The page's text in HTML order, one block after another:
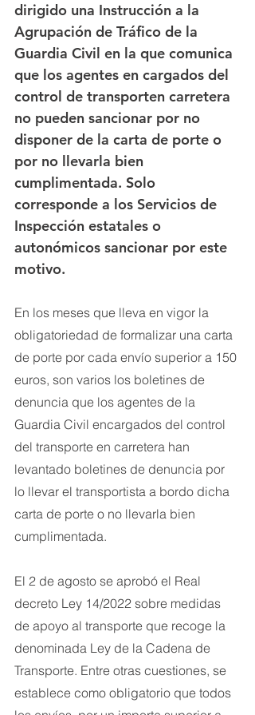
dirigido una Instrucción a la
Agrupación de Tráfico de la
Guardia Civil en la que comunica
que los agentes en cargados del
control de transporten carretera
no pueden sancionar por no
disponer de la carta de porte o
por no llevarla bien
cumplimentada. Solo
corresponde a los Servicios de
Inspección estatales o
autonómicos sancionar por este
motivo.
En los meses que lleva en vigor la
obligatoriedad de formalizar una carta
de porte por cada envío superior a 150
euros, son varios los boletines de
denuncia que los agentes de la
Guardia Civil encargados del control
del transporte en carretera han
levantado boletines de denuncia por
lo llevar el transportista a bordo dicha
carta de porte o no llevarla bien
cumplimentada.
El 2 de agosto se aprobó el Real
decreto Ley 14/2022 sobre medidas
de apoyo al transporte que recoge la
denominada Ley de la Cadena de
Transporte. Entre otras cuestiones, se
establece como obligatorio que todos